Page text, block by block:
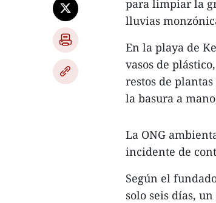
para limpiar la
lluvias
En la playa de
vasos de
restos de
la basura a
La ONG
incidente de
Según el
solo seis días,